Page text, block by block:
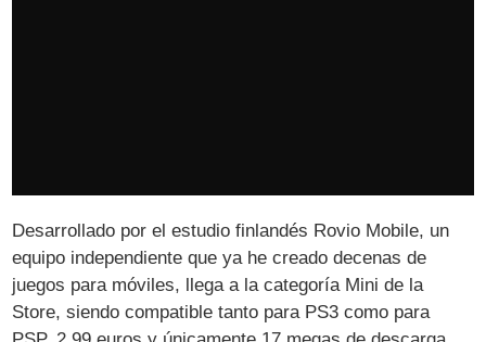
Desarrollado por el estudio finlandés Rovio Mobile, un
equipo independiente que ya he creado decenas de
juegos para móviles, llega a la categoría Mini de la
Store, siendo compatible tanto para PS3 como para